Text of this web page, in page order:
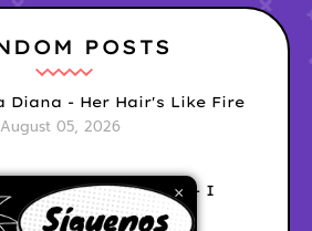
×
POSTS
Diana - Her Hair's Like Fire
August 05, 2026
Vibes Rollercoaster - I
Care